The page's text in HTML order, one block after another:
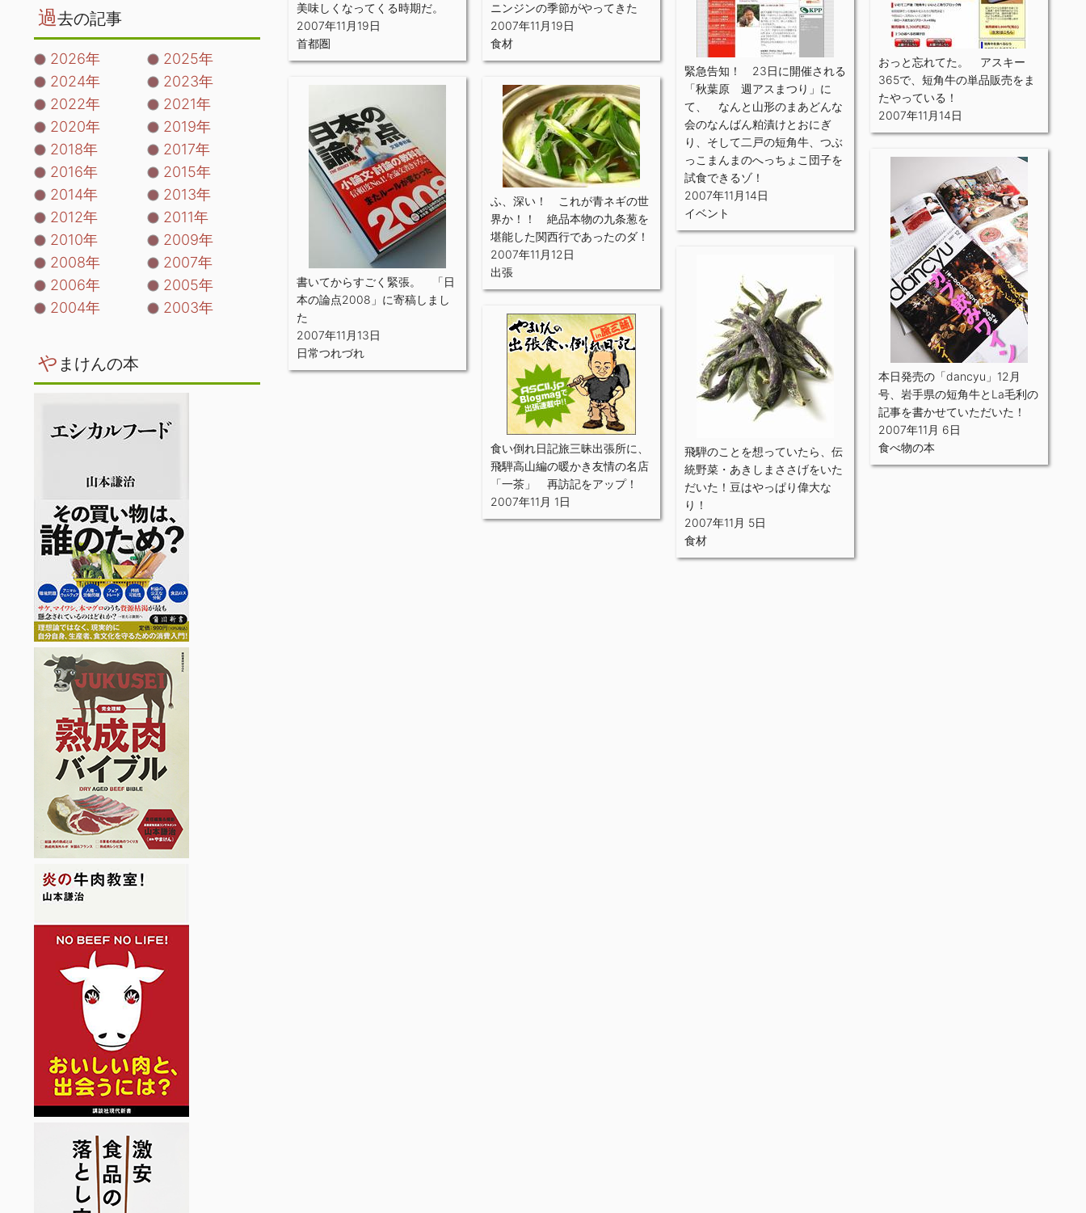
美味しくなってくる時期だ。
2007年11月19日
首都圏
ニンジンの季節がやってきた
2007年11月19日
食材
おっと忘れてた。 アスキー
365で、短角牛の単品販売をま
たやっている！
2007年11月14日
緊急告知！ 23日に開催される
「秋葉原 週アスまつり」に
て、 なんと山形のまあどんな
会のなんばん粕漬けとおにぎ
り、そして二戸の短角牛、つぶ
っこまんまのへっちょこ団子を
試食できるゾ！
2007年11月14日
イベント
書いてからすごく緊張。 「日
本の論点2008」に寄稿しまし
た
2007年11月13日
日常つれづれ
ふ、深い！ これが青ネギの世
界か！！ 絶品本物の九条葱を
堪能した関西行であったのダ！
2007年11月12日
出張
本日発売の「dancyu」12月
号、岩手県の短角牛とLa毛利の
記事を書かせていただいた！
2007年11月 6日
食べ物の本
飛騨のことを想っていたら、伝
統野菜・あきしまささげをいた
だいた！豆はやっぱり偉大な
り！
2007年11月 5日
食材
食い倒れ日記旅三昧出張所に、
飛騨高山編の暖かき友情の名店
「一茶」 再訪記をアップ！
2007年11月 1日
過去の記事
2026年
2025年
2024年
2023年
2022年
2021年
2020年
2019年
2018年
2017年
2016年
2015年
2014年
2013年
2012年
2011年
2010年
2009年
2008年
2007年
2006年
2005年
2004年
2003年
や まけんの本